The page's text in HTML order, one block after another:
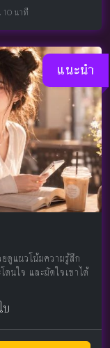
นาที
แนะนำ
ดูแนวโน้มความรู้สึก
ดนใจ และมัดใจเขาได้
บ